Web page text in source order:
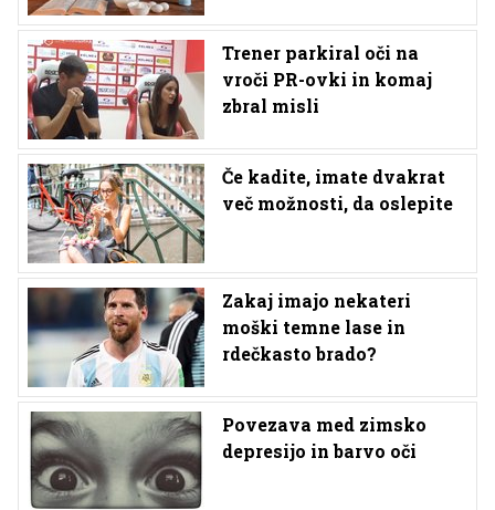
Trener parkiral oči na
vroči PR-ovki in komaj
zbral misli
Če kadite, imate dvakrat
več možnosti, da oslepite
Zakaj imajo nekateri
moški temne lase in
rdečkasto brado?
Povezava med zimsko
depresijo in barvo oči